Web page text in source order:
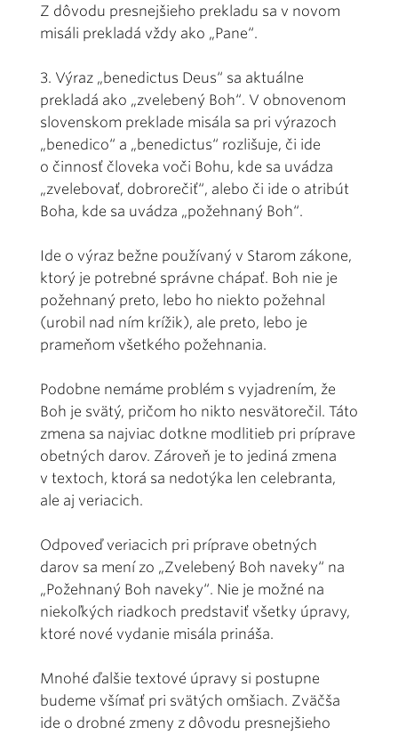
Z dôvodu presnejšieho prekladu sa v novom
misáli prekladá vždy ako „Pane“.
3. Výraz „benedictus Deus“ sa aktuálne
prekladá ako „zvelebený Boh“. V obnovenom
slovenskom preklade misála sa pri výrazoch
„benedico“ a „benedictus“ rozlišuje, či ide
o činnosť človeka voči Bohu, kde sa uvádza
„zvelebovať, dobrorečiť“, alebo či ide o atribút
Boha, kde sa uvádza „požehnaný Boh“.
Ide o výraz bežne používaný v Starom zákone,
ktorý je potrebné správne chápať. Boh nie je
požehnaný preto, lebo ho niekto požehnal
(urobil nad ním krížik), ale preto, lebo je
prameňom všetkého požehnania.
Podobne nemáme problém s vyjadrením, že
Boh je svätý, pričom ho nikto nesvätorečil. Táto
zmena sa najviac dotkne modlitieb pri príprave
obetných darov. Zároveň je to jediná zmena
v textoch, ktorá sa nedotýka len celebranta,
ale aj veriacich.
Odpoveď veriacich pri príprave obetných
darov sa mení zo „Zvelebený Boh naveky“ na
„Požehnaný Boh naveky“. Nie je možné na
niekoľkých riadkoch predstaviť všetky úpravy,
ktoré nové vydanie misála prináša.
Mnohé ďalšie textové úpravy si postupne
budeme všímať pri svätých omšiach. Zväčša
ide o drobné zmeny z dôvodu presnejšieho